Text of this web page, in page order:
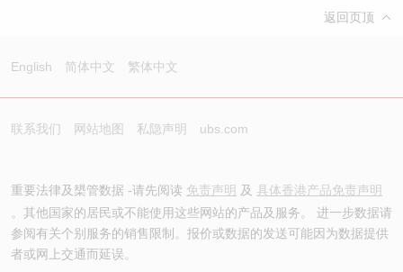
返回页顶
English 简体中文 繁体中文
联系我们 网站地图 私隐声明 ubs.com
重要法律及槼管数据 -请先阅读 免责声明 及 具体香港产品免责声明
。其他国家的居民或不能使用这些网站的产品及服务。 进一步数据请
参阅有关个别服务的销售限制。报价或数据的发送可能因为数据提供
者或网上交通而延误。